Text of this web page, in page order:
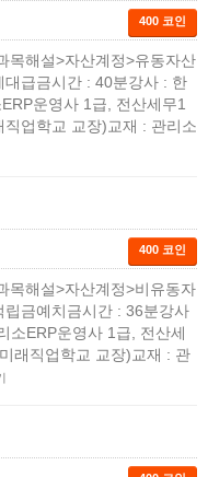
400 코인
목해설>자산계정>유동자산
대급금시간 : 40분강사 : 한
운영사 1급, 전산세무1
직업학교 교장)교재 : 관리소
400 코인
목해설>자산계정>비유동자
립금예치금시간 : 36분강사
소ERP운영사 1급, 전산세
래직업학교 교장)교재 : 관